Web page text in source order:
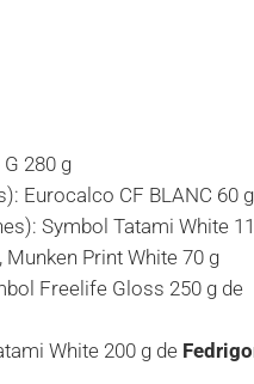
280 g
Eurocalco CF BLANC 60 g
Symbol Tatami White
, Munken Print White 70 g
Freelife Gloss 250 g de
White 200 g de